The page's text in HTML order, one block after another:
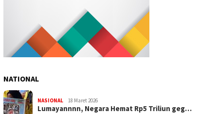
NATIONAL
NASIONAL 18 Maret 2026
Lumayannnn, Negara Hemat Rp5 Triliun geg…